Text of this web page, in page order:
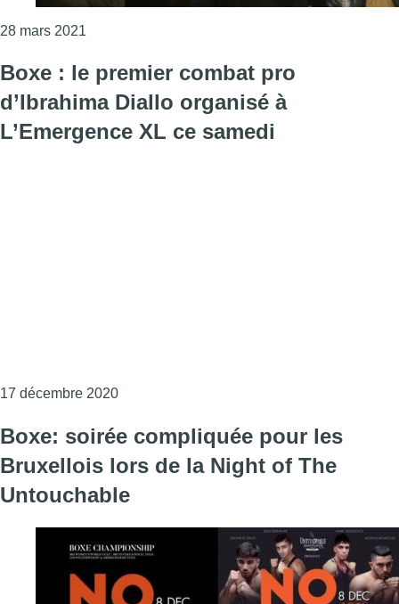
28 mars 2021
Boxe : le premier combat pro
d’Ibrahima Diallo organisé à
L’Emergence XL ce samedi
17 décembre 2020Consulter l'article "Boxe : le premier combat
Boxe: soirée compliquée pour les
Bruxellois lors de la Night of The
Untouchable